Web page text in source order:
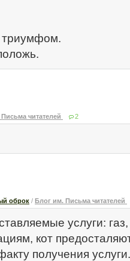
триумфом.
читателей 2
оброк / Блог им. Письма читателей
услуги:
кот
получения услуги.